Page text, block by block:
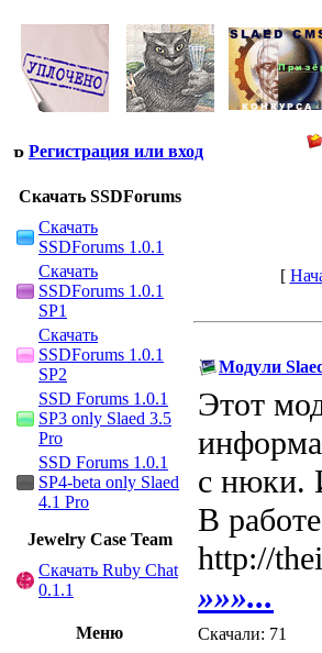
Регистрация или вход
Скачать SSDForums
Скачать
SSDForums 1.0.1
Скачать
SSDForums 1.0.1
SP1
Скачать
SSDForums 1.0.1
SP2
SSD Forums 1.0.1
SP3 only Slaed 3.5
Pro
SSD Forums 1.0.1
SP4-beta only Slaed
4.1 Pro
Jewelry Сase Team
Скачать Ruby Chat
0.1.1
Меню
[
Модули
Этот
с нюки.
В
http://
»»»...
Скачали: 71